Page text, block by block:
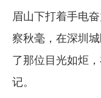
眉山下打着手电
察秋毫，在深圳
了那位目光如炬
记。